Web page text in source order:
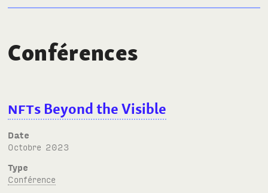
Conférences
NFTs Beyond the Visible
Date
octobre 2023
Type
Conférence